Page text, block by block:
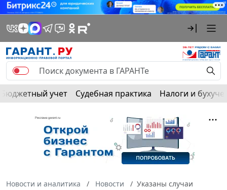
Бюджетный учет Судебная практика Налоги и
Новости и аналитика Новости
Указаны случаи